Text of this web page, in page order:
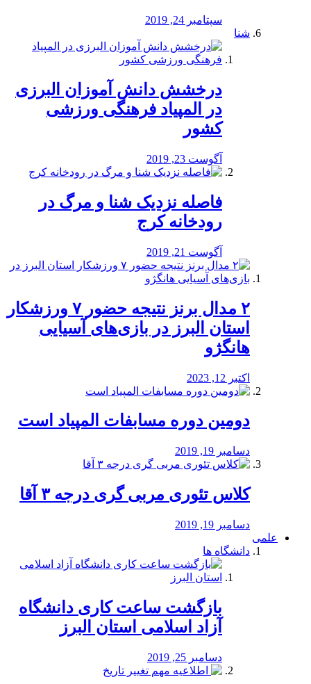
سپتامبر 24, 2019
شنا
درخشش دانش آموزان البرزی
در المپیاد فرهنگی ورزشی
کشور
آگوست 23, 2019
️فاصله نزدیک شنا و مرگ در
رودخانه کرج
آگوست 21, 2019
۲ مدال برنز نتیجه حضور ۷ ورزشکار
استان البرز در بازی‌های آسیایی
هانگژو
اکتبر 12, 2023
دومین دوره مسابفات المپیاد است
دسامبر 19, 2019
کلاس تئوری مربی گری درجه ۳ آقا
دسامبر 19, 2019
علمی
دانشگاه ها
بازگشت ساعت کاری دانشگاه
آزاد اسلامی استان البرز
دسامبر 25, 2019